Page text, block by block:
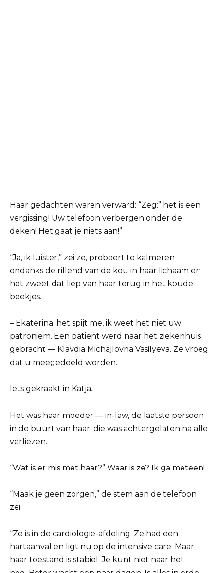
Haar gedachten waren verward: “Zeg:” het is een
vergissing! Uw telefoon verbergen onder de
deken! Het gaat je niets aan!”
“Ja, ik luister,” zei ze, probeert te kalmeren
ondanks de rillend van de kou in haar lichaam en
het zweet dat liep van haar terug in het koude
beekjes.
– Ekaterina, het spijt me, ik weet het niet uw
patroniem. Een patiënt werd naar het ziekenhuis
gebracht — Klavdia Michajlovna Vasilyeva. Ze vroeg
dat u meegedeeld worden.
Iets gekraakt in Katja.
Het was haar moeder — in-law, de laatste persoon
in de buurt van haar, die was achtergelaten na alle
verliezen.
“Wat is er mis met haar?” Waar is ze? Ik ga meteen!
“Maak je geen zorgen,” de stem aan de telefoon
zei.
“Ze is in de cardiologie-afdeling. Ze had een
hartaanval en ligt nu op de intensive care. Maar
haar toestand is stabiel. Je kunt niet naar het